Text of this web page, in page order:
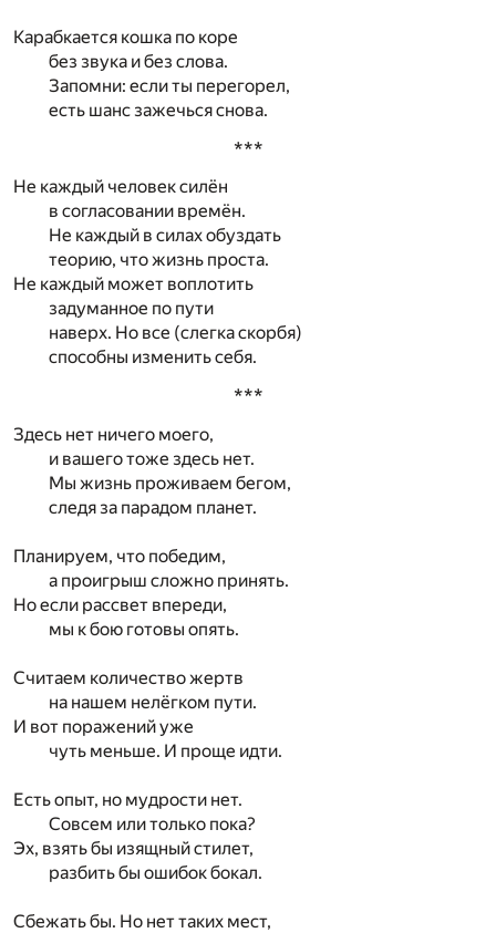
Карабкается кошка по коре
без звука и без слова.
Запомни: если ты перегорел,
есть шанс зажечься снова.
***
Не каждый человек силён
в согласовании времён.
Не каждый в силах обуздать
теорию, что жизнь проста.
Не каждый может воплотить
задуманное по пути
наверх. Но все (слегка скорбя)
способны изменить себя.
***
Здесь нет ничего моего,
и вашего тоже здесь нет.
Мы жизнь проживаем бегом,
следя за парадом планет.
Планируем, что победим,
а проигрыш сложно принять.
Но если рассвет впереди,
мы к бою готовы опять.
Считаем количество жертв
на нашем нелёгком пути.
И вот поражений уже
чуть меньше. И проще идти.
Есть опыт, но мудрости нет.
Совсем или только пока?
Эх, взять бы изящный стилет,
разбить бы ошибок бокал.
Сбежать бы. Но нет таких мест,